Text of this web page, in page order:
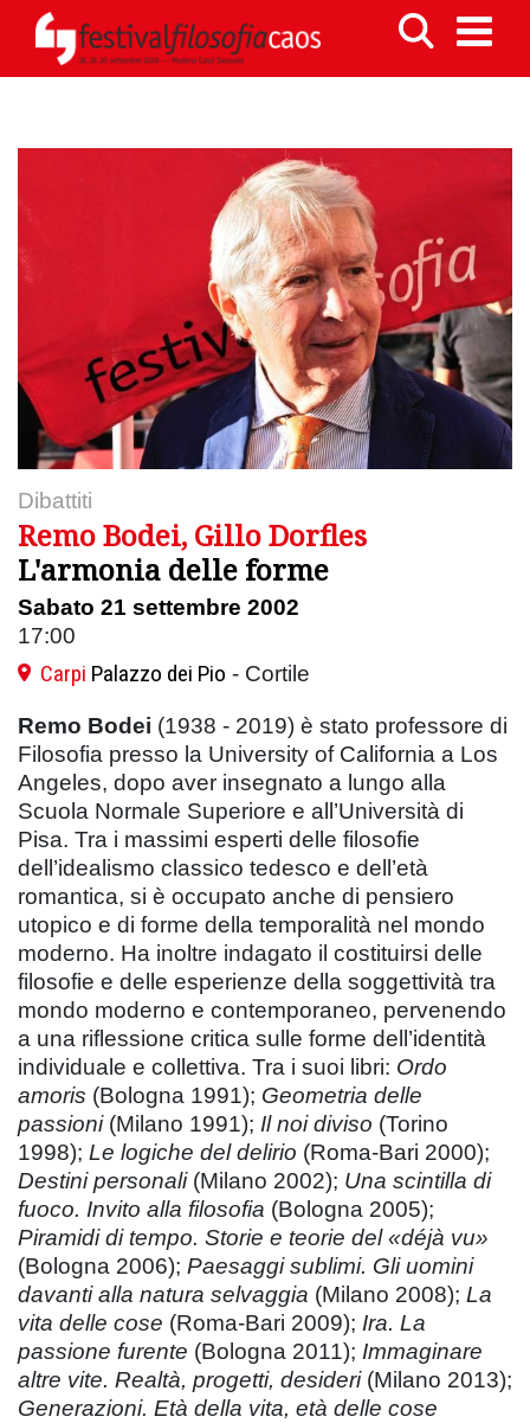
Dibattiti
Remo Bodei, Gillo Dorfles
L'armonia delle forme
Sabato 21 settembre 2002
17:00
Carpi Palazzo dei Pio - Cortile
Remo Bodei (1938 - 2019) è stato professore di
Filosofia presso la University of California a Los
Angeles, dopo aver insegnato a lungo alla
Scuola Normale Superiore e all’Università di
Pisa. Tra i massimi esperti delle filosofie
dell’idealismo classico tedesco e dell’età
romantica, si è occupato anche di pensiero
utopico e di forme della temporalità nel mondo
moderno. Ha inoltre indagato il costituirsi delle
filosofie e delle esperienze della soggettività tra
mondo moderno e contemporaneo, pervenendo
a una riflessione critica sulle forme dell’identità
individuale e collettiva. Tra i suoi libri: Ordo
amoris (Bologna 1991); Geometria delle
passioni (Milano 1991); Il noi diviso (Torino
1998); Le logiche del delirio (Roma-Bari 2000);
Destini personali (Milano 2002); Una scintilla di
fuoco. Invito alla filosofia (Bologna 2005);
Piramidi di tempo. Storie e teorie del «déjà vu»
(Bologna 2006); Paesaggi sublimi. Gli uomini
davanti alla natura selvaggia (Milano 2008); La
vita delle cose (Roma-Bari 2009); Ira. La
passione furente (Bologna 2011); Immaginare
altre vite. Realtà, progetti, desideri (Milano 2013);
Generazioni. Età della vita, età delle cose